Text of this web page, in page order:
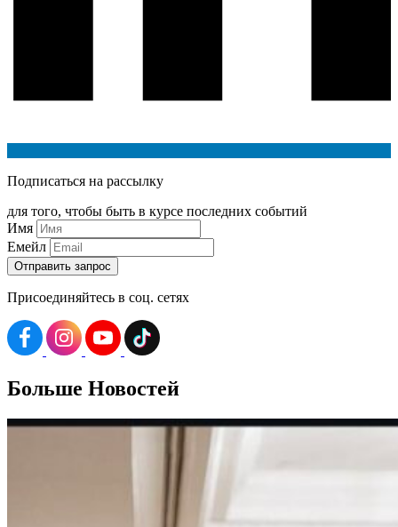
Подписаться на рассылку
для того, чтобы быть в курсе последних событий
Имя
Емейл
Присоединяйтесь в соц. сетях
Больше Новостей